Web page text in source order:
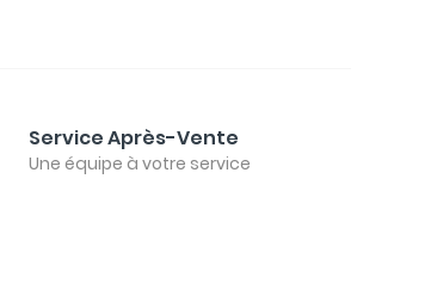
Service Après-Vente
Une équipe à votre service